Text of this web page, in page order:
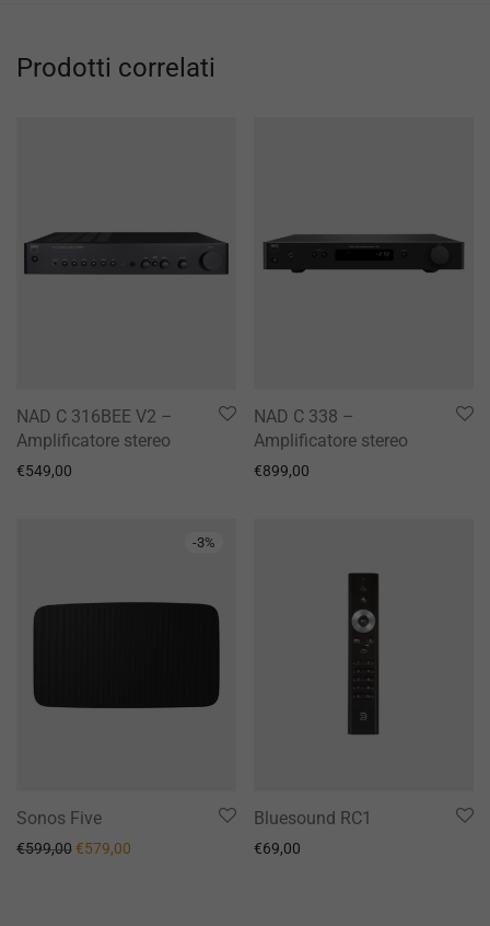
Prodotti correlati
NAD C 316BEE V2 –
Amplificatore stereo
€549,00
NAD C 338 –
Amplificatore stereo
€899,00
-3%
Sonos Five
€599,00Il prezzo originale era: €599,00.
€579,00 Il prezzo attuale è: €579,00.
Bluesound RC1
€69,00